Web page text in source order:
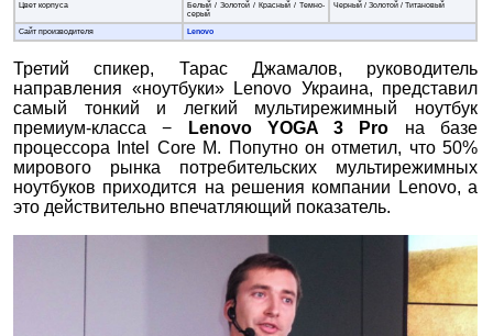
Цвет корпуса
Белый / Золотой / Красный / Темно-
серый
Черный / Золотой / Титановый
Сайт производителя Lenovo
Третий спикер, Тарас Джамалов, руководитель
направления «ноутбуки» Lenovo Украина, представил
самый тонкий и легкий мультирежимный ноутбук
премиум-класса −
Lenovo YOGA 3 Pro на базе
процессора Intel Core M. Попутно он отметил, что 50%
мирового рынка потребительских мультирежимных
ноутбуков приходится на решения компании Lenovo, а
это действительно впечатляющий показатель.